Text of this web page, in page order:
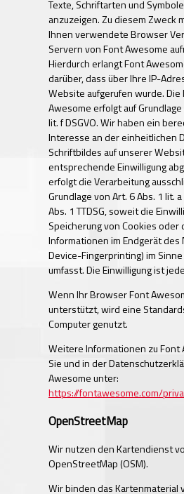
Texte, Schriftarten und
anzuzeigen. Zu diesem Zweck
Ihnen verwendete Browser
Servern von Font Awesome
Hierdurch erlangt Font
darüber, dass über Ihre IP-
Website aufgerufen wurde. Die
Awesome erfolgt auf Grundlage
lit. f DSGVO. Wir haben ein
Interesse an der einheitlichen
Schriftbildes auf unserer
entsprechende Einwilligung
erfolgt die Verarbeitung
Grundlage von Art. 6 Abs. 1 lit. a
Abs. 1 TTDSG, soweit die
Speicherung von Cookies oder
Informationen im Endgerät des
Device-Fingerprinting) im Sinne
umfasst. Die Einwilligung ist
Wenn Ihr Browser Font
unterstützt, wird eine
Computer genutzt.
Weitere Informationen zu Font
Sie und in der
Awesome unter:
https://fontawesome.com/
OpenStreetMap
Wir nutzen den Kartendienst
OpenStreetMap (OSM).
Wir binden das Kartenmaterial